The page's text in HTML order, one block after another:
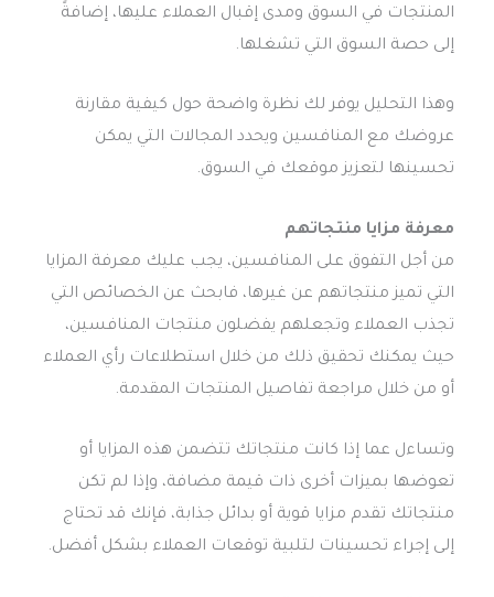
المنتجات في السوق ومدى إقبال العملاء عليها، إضافةً
إلى حصة السوق التي تشغلها.
وهذا التحليل يوفر لك نظرة واضحة حول كيفية مقارنة
عروضك مع المنافسين ويحدد المجالات التي يمكن
تحسينها لتعزيز موقعك في السوق.
معرفة مزايا منتجاتهم
من أجل التفوق على المنافسين، يجب عليك معرفة المزايا
التي تميز منتجاتهم عن غيرها، فابحث عن الخصائص التي
تجذب العملاء وتجعلهم يفضلون منتجات المنافسين،
حيث يمكنك تحقيق ذلك من خلال استطلاعات رأي العملاء
أو من خلال مراجعة تفاصيل المنتجات المقدمة.
وتساءل عما إذا كانت منتجاتك تتضمن هذه المزايا أو
تعوضها بميزات أخرى ذات قيمة مضافة، وإذا لم تكن
منتجاتك تقدم مزايا قوية أو بدائل جذابة، فإنك قد تحتاج
إلى إجراء تحسينات لتلبية توقعات العملاء بشكل أفضل.